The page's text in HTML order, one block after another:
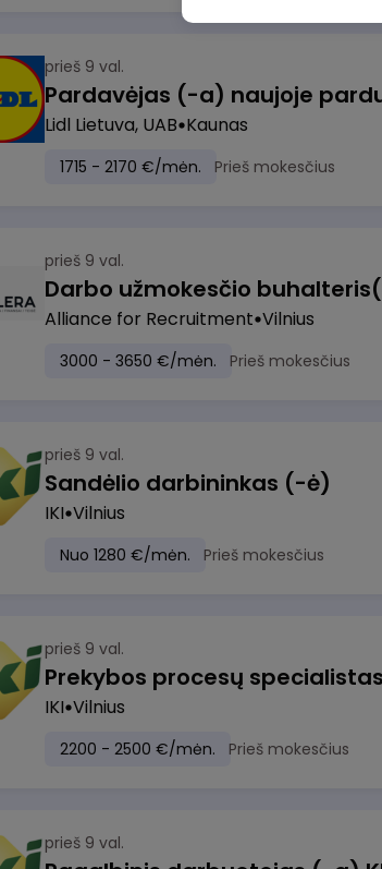
prieš 9 val.
Lidl Lietuva, UAB Kaunas
1715 - 2170 €/mėn. Prieš mokesčius
prieš 9 val.
Darbo užmokesčio
Alliance for Recruitment Vilnius
3000 - 3650 €/mėn. Prieš mokesčius
prieš 9 val.
Sandėlio darbininkas (-ė)
IKI Vilnius
Nuo 1280 €/mėn. Prieš mokesčius
prieš 9 val.
Prekybos procesų
IKI Vilnius
2200 - 2500 €/mėn. Prieš mokesčius
prieš 9 val.